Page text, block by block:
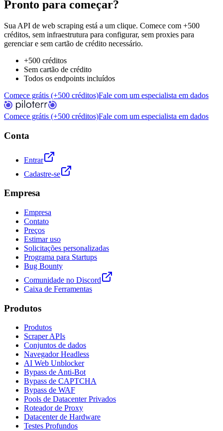
Pronto para começar?
Sua API de web scraping está a um clique. Comece com +500
créditos, sem infraestrutura para configurar, sem proxies para
gerenciar e sem cartão de crédito necessário.
+500 créditos
Sem cartão de crédito
Todos os endpoints incluídos
Comece grátis (+500 créditos)Fale com um especialista em dados
Comece grátis (+500 créditos)Fale com um especialista em dados
Conta
Entrar
Cadastre-se
Empresa
Empresa
Contato
Preços
Estimar uso
Solicitações personalizadas
Programa para Startups
Bug Bounty
Comunidade no Discord
Caixa de Ferramentas
Produtos
Produtos
Scraper APIs
Conjuntos de dados
Navegador Headless
AI Web Unblocker
Bypass de Anti-Bot
Bypass de CAPTCHA
Bypass de WAF
Pools de Datacenter Privados
Roteador de Proxy
Datacenter de Hardware
Testes Profundos